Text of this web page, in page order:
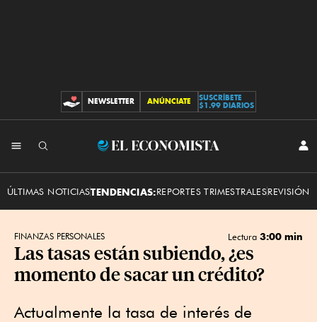
CONTRIBUCIONES
NEWSLETTER ANÚNCIATE
SUSCRÍBETE
$1.99 DIARIOS
El
ÚLTIMAS NOTICIASTENDENCIAS:REPORTES TRIMESTRALESREVISIÓN
FINANZAS PERSONALES Lectura 3:00 min
Las tasas están subiendo, ¿es
momento de sacar un crédito?
Actualmente la tasa de interés de